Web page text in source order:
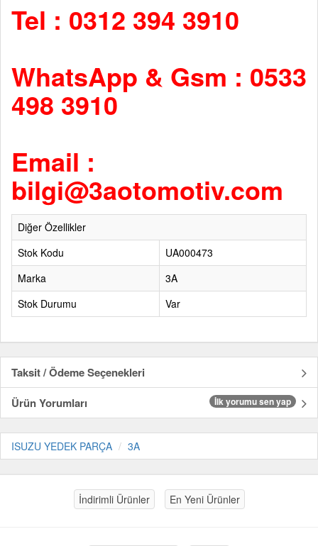
Tel : 0312 394 3910
WhatsApp & Gsm : 0533
498 3910
Email :
bilgi@3aotomotiv.com
Diğer Özellikler
Stok Kodu
UA000473
Marka
3A
Stok Durumu
Var
Taksit / Ödeme Seçenekleri
Ürün Yorumları
İlk yorumu sen yap
ISUZU YEDEK PARÇA 3A
İndirimli Ürünler En Yeni Ürünler